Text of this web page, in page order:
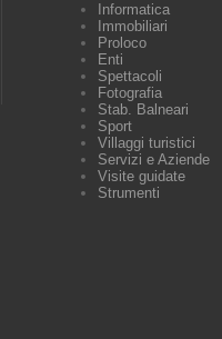
Informatica
Immobiliari
Proloco
Enti
Spettacoli
Fotografia
Stab. Balneari
Sport
Villaggi turistici
Servizi e Aziende
Visite guidate
Strumenti